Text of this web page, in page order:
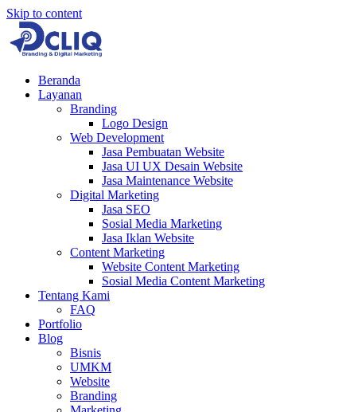
Skip to content
Beranda
Layanan
Branding
Logo Design
Web Development
Jasa Pembuatan Website
Jasa UI UX Desain Website
Jasa Maintenance Website
Digital Marketing
Jasa SEO
Sosial Media Marketing
Jasa Iklan Website
Content Marketing
Website Content Marketing
Sosial Media Content Marketing
Tentang Kami
FAQ
Portfolio
Blog
Bisnis
UMKM
Website
Branding